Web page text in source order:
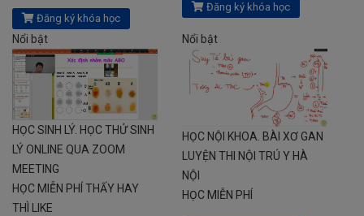
Đăng ký khóa học
Đăng ký khóa học
Nổi bật
HỌC SINH LÝ. HỌC THỬ SINH
LÝ ONLINE QUA ZOOM
MEETING
HỌC MIỄN PHÍ THẤY HAY
THÌ LIKE
Nổi bật
HỌC NỘI KHOA. BÀI XƠ GAN
LUYỆN THI NỘI TRÚ Y HÀ
NỘI
HỌC MIỄN PHÍ